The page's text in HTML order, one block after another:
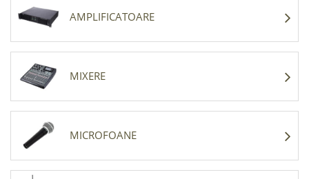
AMPLIFICATOARE
MIXERE
MICROFOANE